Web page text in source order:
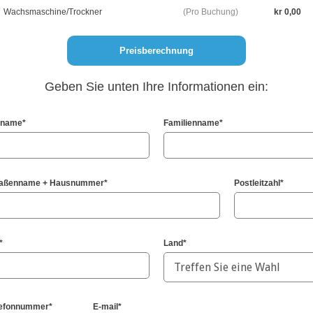
Wachsmaschine/Trockner
Pro Buchung kr 0,00
Geben Sie unten Ihre Informationen ein:
Familienname*
+ Hausnummer* Postleitzahl*
Land*
E-mail*